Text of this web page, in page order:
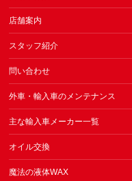
店舗案内
スタッフ紹介
問い合わせ
外車・輸入車のメンテナンス
主な輸入車メーカー一覧
オイル交換
魔法の液体WAX